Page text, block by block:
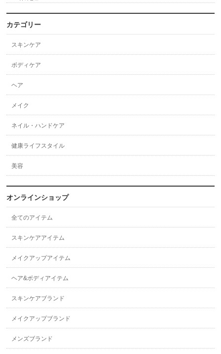
カテゴリー
スキンケア
ボディケア
ヘア
メイク
ネイル・ハンドケア
健康ライフスタイル
美容
オンラインショップ
全てのアイテム
スキンケアアイテム
メイクアップアイテム
ヘア&ボディアイテム
スキンケアブランド
メイクアップブランド
メンズブランド